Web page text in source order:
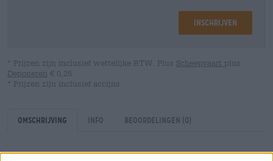
Inschrijven
* Prijzen zijn inclusief wettelijke BTW. Plus Scheepvaart plus
Deponeren € 0,25
* Prijzen zijn inclusief accijns
Omschrijving Info Beoordelingen (0)